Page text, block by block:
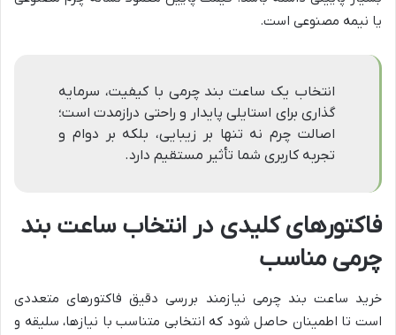
یا نیمه مصنوعی است.
انتخاب یک ساعت بند چرمی با کیفیت، سرمایه
گذاری برای استایلی پایدار و راحتی درازمدت است؛
اصالت چرم نه تنها بر زیبایی، بلکه بر دوام و
تجربه کاربری شما تأثیر مستقیم دارد.
فاکتورهای کلیدی در انتخاب ساعت بند
چرمی مناسب
خرید ساعت بند چرمی نیازمند بررسی دقیق فاکتورهای متعددی
است تا اطمینان حاصل شود که انتخابی متناسب با نیازها، سلیقه و